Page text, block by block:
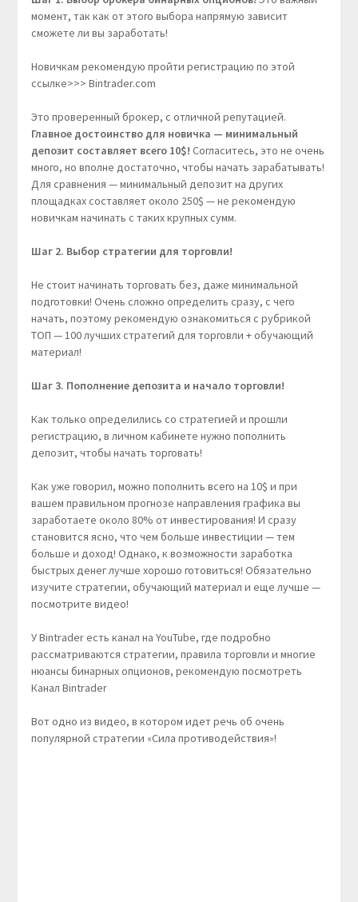
момент, так как от этого выбора напрямую зависит
сможете ли вы заработать!
Новичкам рекомендую пройти регистрацию по этой
ссылке>>> Bintrader.com
Это проверенный брокер, с отличной репутацией.
Главное достоинство для новичка — минимальный
депозит составляет всего 10$! Согласитесь, это не очень
много, но вполне достаточно, чтобы начать зарабатывать!
Для сравнения — минимальный депозит на других
площадках составляет около 250$ — не рекомендую
новичкам начинать с таких крупных сумм.
Шаг 2. Выбор стратегии для торговли!
Не стоит начинать торговать без, даже минимальной
подготовки! Очень сложно определить сразу, с чего
начать, поэтому рекомендую ознакомиться с рубрикой
ТОП — 100 лучших стратегий для торговли + обучающий
материал!
Шаг 3. Пополнение депозита и начало торговли!
Как только определились со стратегией и прошли
регистрацию, в личном кабинете нужно пополнить
депозит, чтобы начать торговать!
Как уже говорил, можно пополнить всего на 10$ и при
вашем правильном прогнозе направления графика вы
заработаете около 80% от инвестирования! И сразу
становится ясно, что чем больше инвестиции — тем
больше и доход! Однако, к возможности заработка
быстрых денег лучше хорошо готовиться! Обязательно
изучите стратегии, обучающий материал и еще лучше —
посмотрите видео!
У Bintrader есть канал на YouTube, где подробно
рассматриваются стратегии, правила торговли и многие
нюансы бинарных опционов, рекомендую посмотреть
Канал Bintrader
Вот одно из видео, в котором идет речь об очень
популярной стратегии «Сила противодействия»!